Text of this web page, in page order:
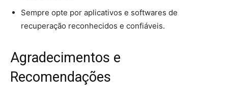
Sempre opte por aplicativos e softwares de
recuperação reconhecidos e confiáveis.
Agradecimentos e
Recomendações